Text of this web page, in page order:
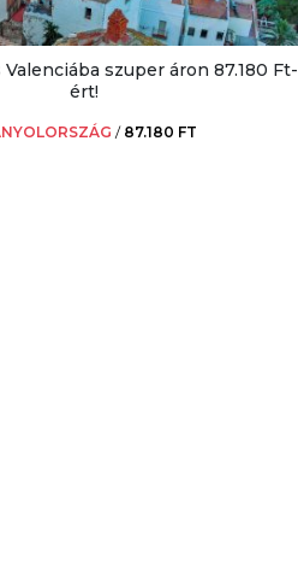
szuper áron 87.180 Ft-
ért!
/ 87.180 FT